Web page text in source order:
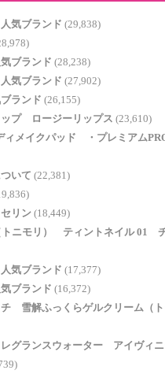
気ブランド (29,838)
ブランド (28,238)
気ブランド (27,902)
ランド (26,155)
プ ロージーリップス (23,610)
ィメイクパッド®・プレミアム
いて (22,381)
リン (18,449)
トニモリ） ティントネイル 01
気ブランド (17,377)
ブランド (16,372)
チ 雪解ふっくらゲルクリーム（
グランスウォーター アイヴィニ